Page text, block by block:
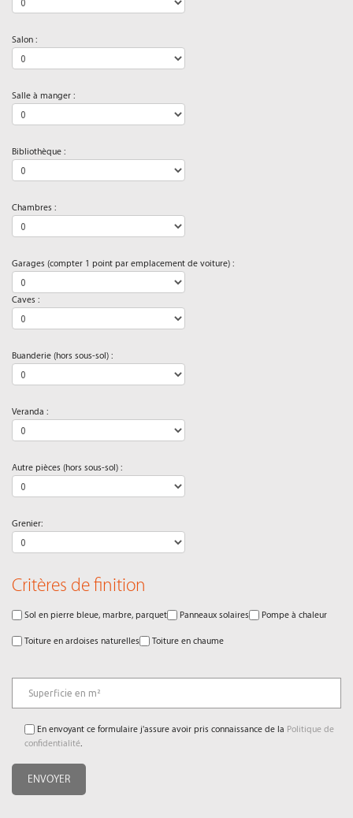
Salon :
Salle à manger :
Bibliothèque :
Chambres :
Garages (compter 1 point par emplacement de voiture) :
Caves :
Buanderie (hors sous-sol) :
Veranda :
Autre pièces (hors sous-sol) :
Grenier:
Critères de finition
Sol en pierre bleue, marbre, parquet Panneaux solaires Pompe à chaleur
Toiture en ardoises naturelles Toiture en chaume
En envoyant ce formulaire j'assure avoir pris connaissance de la Politique de
confidentialité.